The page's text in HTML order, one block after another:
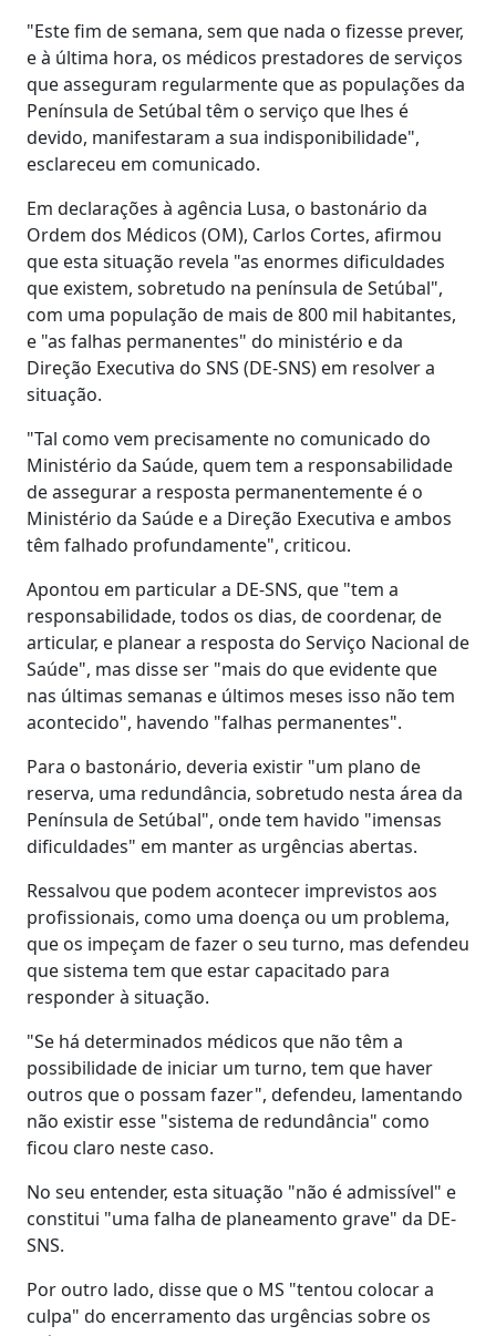
"Este fim de semana, sem que nada o fizesse prever,
e à última hora, os médicos prestadores de serviços
que asseguram regularmente que as populações da
Península de Setúbal têm o serviço que lhes é
devido, manifestaram a sua indisponibilidade",
esclareceu em comunicado.
Em declarações à agência Lusa, o bastonário da
Ordem dos Médicos (OM), Carlos Cortes, afirmou
que esta situação revela "as enormes dificuldades
que existem, sobretudo na península de Setúbal",
com uma população de mais de 800 mil habitantes,
e "as falhas permanentes" do ministério e da
Direção Executiva do SNS (DE-SNS) em resolver a
situação.
"Tal como vem precisamente no comunicado do
Ministério da Saúde, quem tem a responsabilidade
de assegurar a resposta permanentemente é o
Ministério da Saúde e a Direção Executiva e ambos
têm falhado profundamente", criticou.
Apontou em particular a DE-SNS, que "tem a
responsabilidade, todos os dias, de coordenar, de
articular, e planear a resposta do Serviço Nacional de
Saúde", mas disse ser "mais do que evidente que
nas últimas semanas e últimos meses isso não tem
acontecido", havendo "falhas permanentes".
Para o bastonário, deveria existir "um plano de
reserva, uma redundância, sobretudo nesta área da
Península de Setúbal", onde tem havido "imensas
dificuldades" em manter as urgências abertas.
Ressalvou que podem acontecer imprevistos aos
profissionais, como uma doença ou um problema,
que os impeçam de fazer o seu turno, mas defendeu
que sistema tem que estar capacitado para
responder à situação.
"Se há determinados médicos que não têm a
possibilidade de iniciar um turno, tem que haver
outros que o possam fazer", defendeu, lamentando
não existir esse "sistema de redundância" como
ficou claro neste caso.
No seu entender, esta situação "não é admissível" e
constitui "uma falha de planeamento grave" da DE-
SNS.
Por outro lado, disse que o MS "tentou colocar a
culpa" do encerramento das urgências sobre os